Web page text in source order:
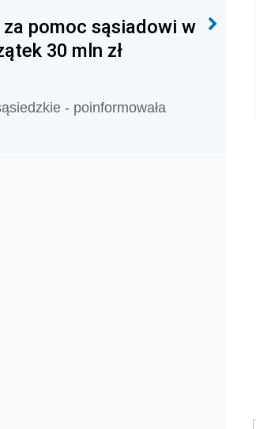
pomoc sąsiadowi w
30 mln zł
- poinformowała